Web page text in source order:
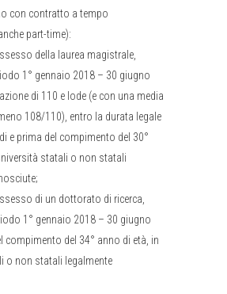
con contratto a tempo
part-time):
della laurea magistrale,
1° gennaio 2018 – 30 giugno
di 110 e lode (e con una media
108/110), entro la durata legale
e prima del compimento del 30°
statali o non statali
di un dottorato di ricerca,
1° gennaio 2018 – 30 giugno
compimento del 34° anno di età, in
o non statali legalmente